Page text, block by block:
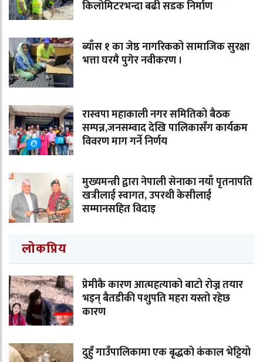
किलोमिटरभन्दा बढी सडक निर्माण
ब्याँस १ का जेष्ठ नागरिकको सामाजिक सुरक्षा
भत्ता घरमै पुगेर नवीकरण ।
रास्वपा महाकाली नगर समितिको बैठक
सम्पन्न,जनसम्वाद देखि पालिकासँग कार्यक्रम
विवरण माग गर्ने निर्णय
मुख्यमन्त्री द्वारा नेपाली सेनाका नयाँ पृतनापति
खत्रीलाई स्वागत, उपरथी केसीलाई
सम्मानसहित विदाइ
लोकप्रिय
प्रेमीकै कारण आत्महत्याको बाटो रोज्न तयार
भइन् बैतडीकी पशुपति महरा यस्तो रहेछ
कारण
दुहुँ गाउँपालिकामा एक बृद्धको कंकाल भेट्टियो